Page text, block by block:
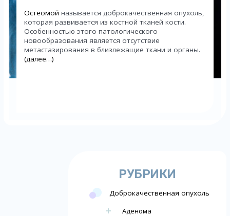
Остеомой называется доброкачественная опухоль,
которая развивается из костной тканей кости.
Особенностью этого патологического
новообразования является отсутствие
метастазирования в близлежащие ткани и органы.
(далее…)
РУБРИКИ
Доброкачественная опухоль
Аденома